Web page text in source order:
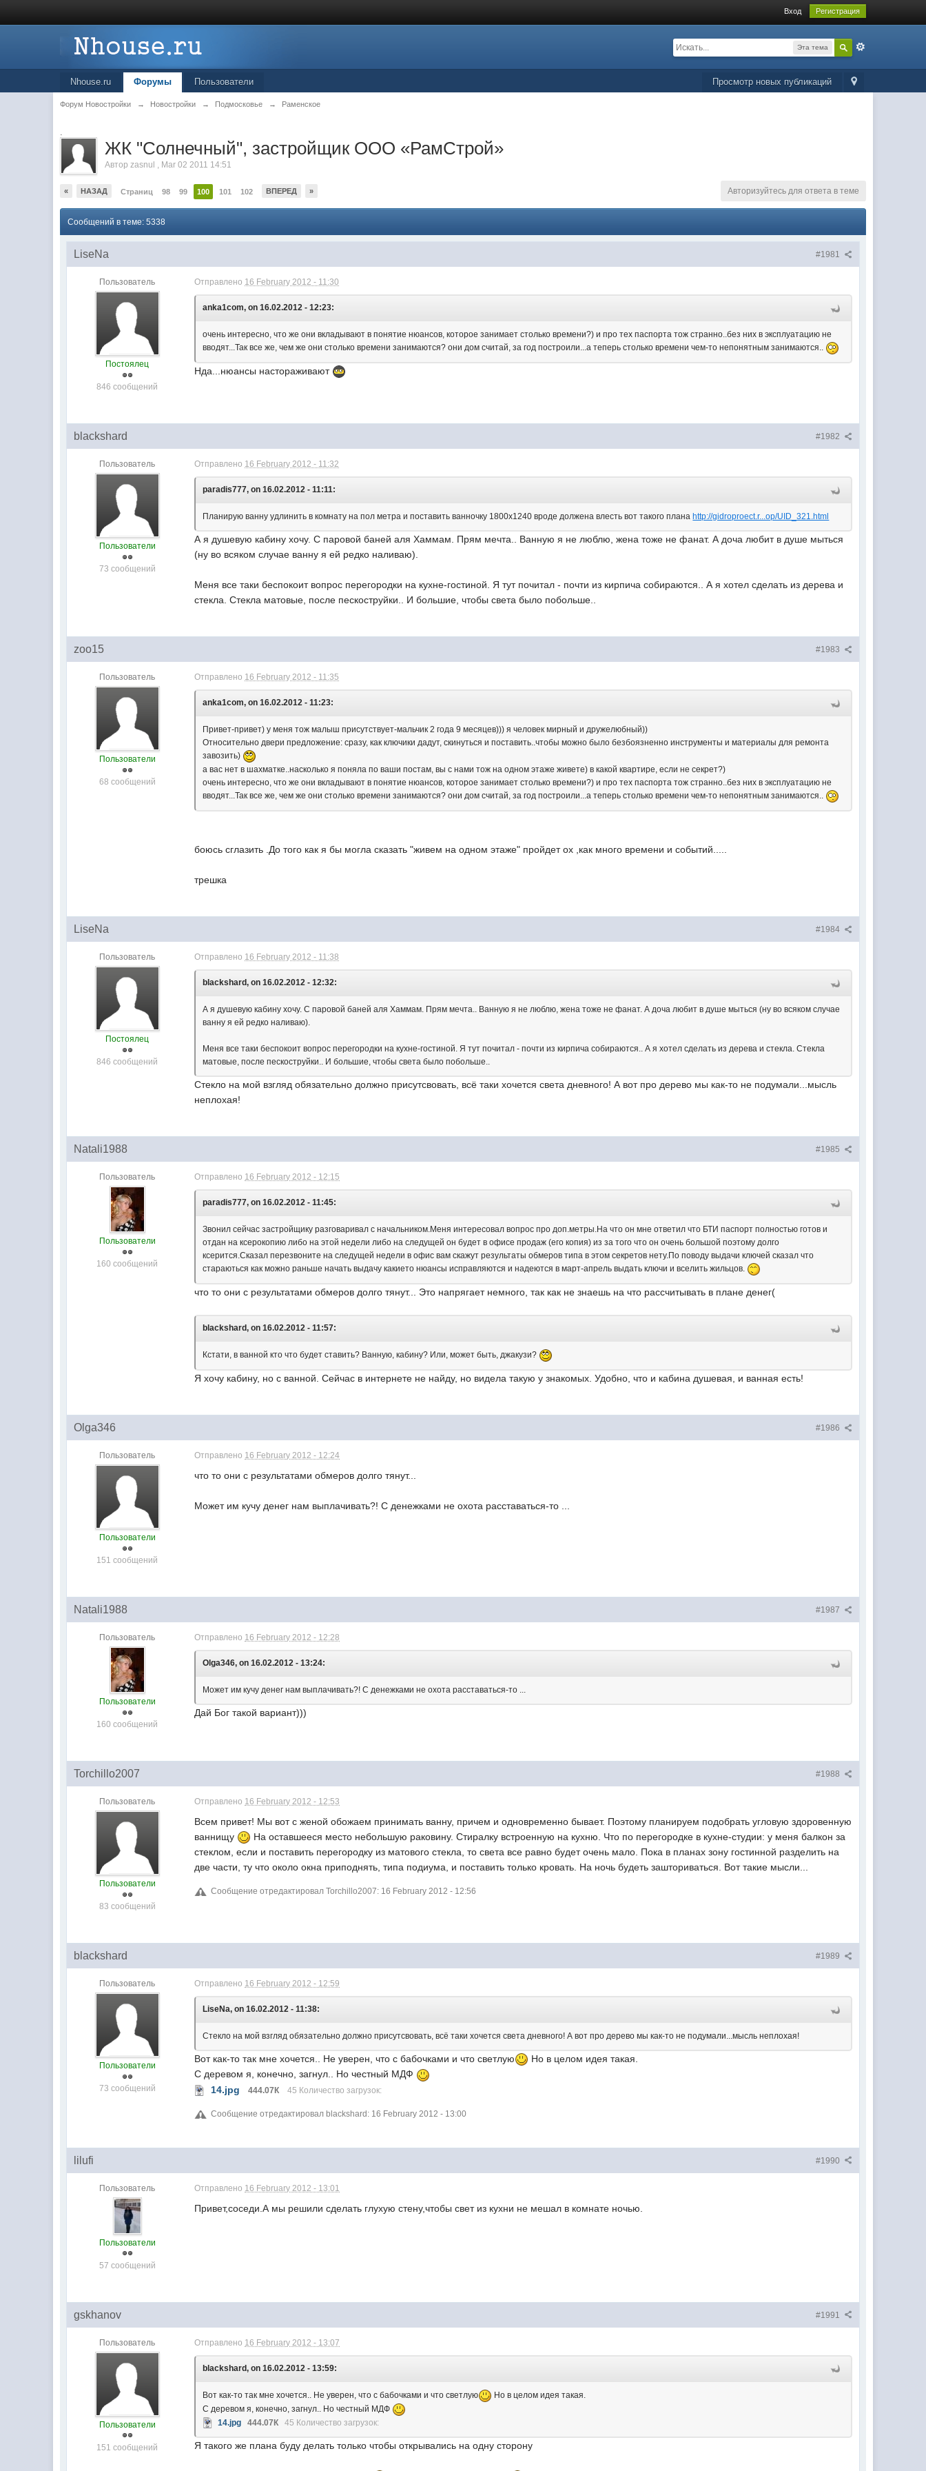
Вход Регистрация
Эта тема
Просмотр новых публикаций
Nhouse.ru Форумы Пользователи
Форум Новостройки → Новостройки → Подмосковье → Раменское
.
ЖК "Солнечный", застройщик ООО «РамСтрой»
Авторzasnul , Mar 02 2011 14:51
« НАЗАД Страниц 98 99 100 101 102 ВПЕРЕД » Авторизуйтесь для ответа в теме
Сообщений в теме: 5338
#1981
LiseNa
Пользователь
Постоялец
846 сообщений
Отправлено 16 February 2012 - 11:30
anka1com, on 16.02.2012 - 12:23:
очень интересно, что же они вкладывают в понятие нюансов, которое занимает столько времени?) и про тех паспорта тож странно..без них в эксплуатацию не
вводят...Так все же, чем же они столько времени занимаются? они дом считай, за год построили...а теперь столько времени чем-то непонятным занимаются..
Нда...нюансы настораживают
#1982
blackshard
Пользователь
Пользователи
73 сообщений
Отправлено 16 February 2012 - 11:32
paradis777, on 16.02.2012 - 11:11:
Планирую ванну удлинить в комнату на пол метра и поставить ванночку 1800х1240 вроде должена влесть вот такого плана http://gidroproect.r...op/UID_321.html
А я душевую кабину хочу. С паровой баней аля Хаммам. Прям мечта.. Ванную я не люблю, жена тоже не фанат. А доча любит в душе мыться
(ну во всяком случае ванну я ей редко наливаю).
Меня все таки беспокоит вопрос перегородки на кухне-гостиной. Я тут почитал - почти из кирпича собираются.. А я хотел сделать из дерева и
стекла. Стекла матовые, после пескоструйки.. И большие, чтобы света было побольше..
#1983
zoo15
Пользователь
Пользователи
68 сообщений
Отправлено 16 February 2012 - 11:35
anka1com, on 16.02.2012 - 11:23:
Привет-привет) у меня тож малыш присутствует-мальчик 2 года 9 месяцев))) я человек мирный и дружелюбный))
Относительно двери предложение: сразу, как ключики дадут, скинуться и поставить..чтобы можно было безбоязненно инструменты и материалы для ремонта
завозить)
а вас нет в шахматке..насколько я поняла по ваши постам, вы с нами тож на одном этаже живете) в какой квартире, если не секрет?)
очень интересно, что же они вкладывают в понятие нюансов, которое занимает столько времени?) и про тех паспорта тож странно..без них в эксплуатацию не
вводят...Так все же, чем же они столько времени занимаются? они дом считай, за год построили...а теперь столько времени чем-то непонятным занимаются..
боюсь сглазить .До того как я бы могла сказать "живем на одном этаже" пройдет ох ,как много времени и событий.....
трешка
#1984
LiseNa
Пользователь
Постоялец
846 сообщений
Отправлено 16 February 2012 - 11:38
blackshard, on 16.02.2012 - 12:32:
А я душевую кабину хочу. С паровой баней аля Хаммам. Прям мечта.. Ванную я не люблю, жена тоже не фанат. А доча любит в душе мыться (ну во всяком случае
ванну я ей редко наливаю).
Меня все таки беспокоит вопрос перегородки на кухне-гостиной. Я тут почитал - почти из кирпича собираются.. А я хотел сделать из дерева и стекла. Стекла
матовые, после пескоструйки.. И большие, чтобы света было побольше..
Стекло на мой взгляд обязательно должно присутсвовать, всё таки хочется света дневного! А вот про дерево мы как-то не подумали...мысль
неплохая!
#1985
Natali1988
Пользователь
Пользователи
160 сообщений
Отправлено 16 February 2012 - 12:15
paradis777, on 16.02.2012 - 11:45:
Звонил сейчас застройщику разговаривал с начальником.Меня интересовал вопрос про доп.метры.На что он мне ответил что БТИ паспорт полностью готов и
отдан на ксерокопию либо на этой недели либо на следущей он будет в офисе продаж (его копия) из за того что он очень большой поэтому долго
ксерится.Сказал перезвоните на следущей недели в офис вам скажут результаты обмеров типа в этом секретов нету.По поводу выдачи ключей сказал что
стараються как можно раньше начать выдачу какието нюансы исправляются и надеются в март-апрель выдать ключи и вселить жильцов.
что то они с результатами обмеров долго тянут... Это напрягает немного, так как не знаешь на что рассчитывать в плане денег(
blackshard, on 16.02.2012 - 11:57:
Кстати, в ванной кто что будет ставить? Ванную, кабину? Или, может быть, джакузи?
Я хочу кабину, но с ванной. Сейчас в интернете не найду, но видела такую у знакомых. Удобно, что и кабина душевая, и ванная есть!
#1986
Olga346
Пользователь
Пользователи
151 сообщений
Отправлено 16 February 2012 - 12:24
что то они с результатами обмеров долго тянут...
Может им кучу денег нам выплачивать?! С денежками не охота расставаться-то ...
#1987
Natali1988
Пользователь
Пользователи
160 сообщений
Отправлено 16 February 2012 - 12:28
Olga346, on 16.02.2012 - 13:24:
Может им кучу денег нам выплачивать?! С денежками не охота расставаться-то ...
Дай Бог такой вариант)))
#1988
Torchillo2007
Пользователь
Пользователи
83 сообщений
Отправлено 16 February 2012 - 12:53
Всем привет! Мы вот с женой обожаем принимать ванну, причем и одновременно бывает. Поэтому планируем подобрать угловую здоровенную
ваннищу
На оставшееся место небольшую раковину. Стиралку встроенную на кухню. Что по перегородке в кухне-студии: у меня балкон за
стеклом, если и поставить перегородку из матового стекла, то света все равно будет очень мало. Пока в планах зону гостинной разделить на
две части, ту что около окна приподнять, типа подиума, и поставить только кровать. На ночь будеть зашториваться. Вот такие мысли...
Сообщение отредактировал Torchillo2007: 16 February 2012 - 12:56
#1989
blackshard
Пользователь
Пользователи
73 сообщений
Отправлено 16 February 2012 - 12:59
LiseNa, on 16.02.2012 - 11:38:
Стекло на мой взгляд обязательно должно присутсвовать, всё таки хочется света дневного! А вот про дерево мы как-то не подумали...мысль неплохая!
Вот как-то так мне хочется.. Не уверен, что с бабочками и что светлую
Но в целом идея такая.
С деревом я, конечно, загнул.. Но честный МДФ
14.jpg
444.07К 45 Количество загрузок:
Сообщение отредактировал blackshard: 16 February 2012 - 13:00
#1990
lilufi
Пользователь
Пользователи
57 сообщений
Отправлено 16 February 2012 - 13:01
Привет,соседи.А мы решили сделать глухую стену,чтобы свет из кухни не мешал в комнате ночью.
#1991
gskhanov
Пользователь
Пользователи
151 сообщений
Отправлено 16 February 2012 - 13:07
blackshard, on 16.02.2012 - 13:59:
Вот как-то так мне хочется.. Не уверен, что с бабочками и что светлую
Но в целом идея такая.
С деревом я, конечно, загнул.. Но честный МДФ
14.jpg
444.07К 45 Количество загрузок:
Я такого же плана буду делать только чтобы открывались на одну сторону